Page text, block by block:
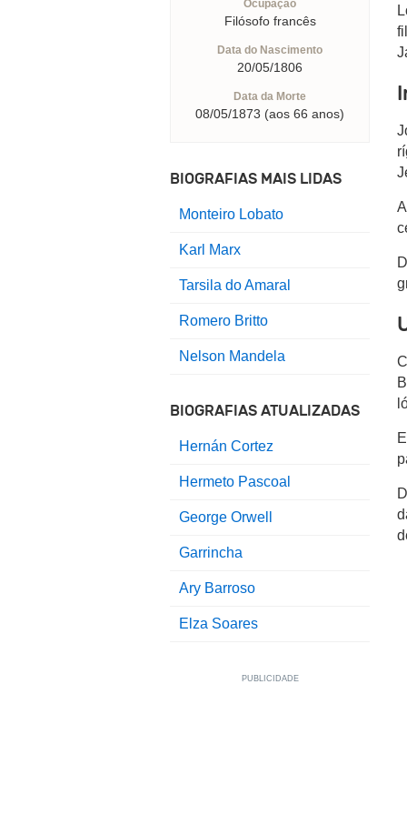
Ocupação
Filósofo francês
Data do Nascimento
20/05/1806
Data da Morte
08/05/1873 (aos 66 anos)
BIOGRAFIAS MAIS LIDAS
Monteiro Lobato
Karl Marx
Tarsila do Amaral
Romero Britto
Nelson Mandela
BIOGRAFIAS ATUALIZADAS
Hernán Cortez
Hermeto Pascoal
George Orwell
Garrincha
Ary Barroso
Elza Soares